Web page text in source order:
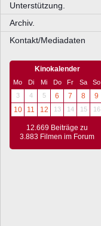
Unterstützung.
Archiv.
Kontakt/Mediadaten
Kinokalender
Mo Di Mi Do Fr Sa
So
3
4 5 6 7 8
9
10
11 12 13 14 15 16
12.669 Beiträge zu
3.883 Filmen im Forum